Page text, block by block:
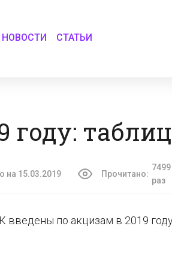
НОВОСТИ СТАТЬИ
году:
на 15.03.2019 Прочитано:
7499
раз
введены по акцизам в 2019